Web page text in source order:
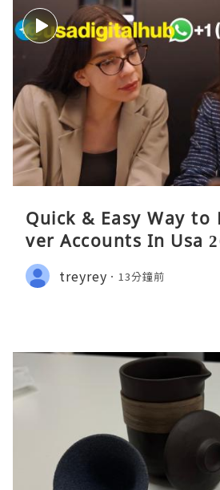
Quick & Easy Way to
ver Accounts In Usa
treyrey 13分鐘前